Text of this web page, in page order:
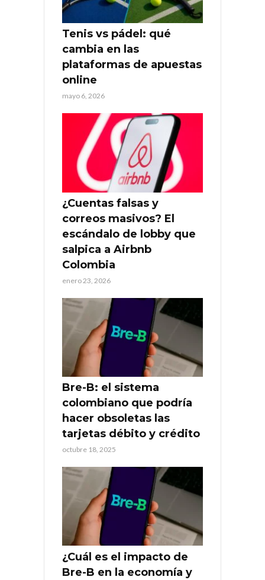
Tenis vs pádel: qué
cambia en las
plataformas de apuestas
online
mayo 6, 2026
¿Cuentas falsas y
correos masivos? El
escándalo de lobby que
salpica a Airbnb
Colombia
enero 23, 2026
Bre-B: el sistema
colombiano que podría
hacer obsoletas las
tarjetas débito y crédito
octubre 18, 2025
¿Cuál es el impacto de
Bre-B en la economía y